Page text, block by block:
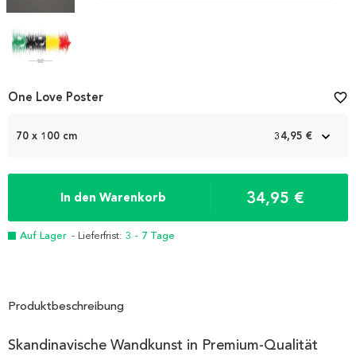
Item
4
70 x 100 cm 34,95 €
In den Warenkorb 34,95 €
Auf Lager - Lieferfrist: 3 - 7 Tage
One Love Poster favorite_border
Produktbeschreibung
Skandinavische Wandkunst in Premium-Qualität